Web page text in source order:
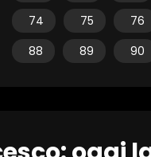
74
75 76
88
89 90